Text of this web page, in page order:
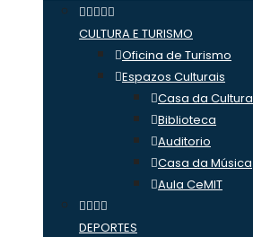
CULTURA E TURISMO
Oficina de Turismo
Espazos Culturais
Casa da Cultura
Biblioteca
Auditorio
Casa da Música
Aula CeMIT
DEPORTES